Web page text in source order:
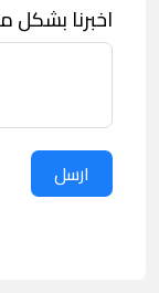
اخبرنا
ارسل